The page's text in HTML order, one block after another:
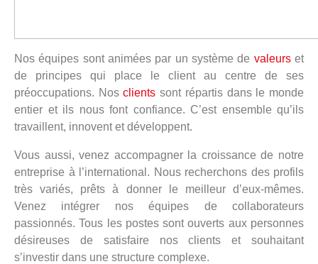
Nos équipes sont animées par un système de valeurset
de principes qui place le client au centre de ses
préoccupations. Nosclients sont répartis dans le monde
entier et ils nous font confiance. C’est ensemble qu’ils
travaillent, innovent et développent.
Vous aussi, venez accompagner la croissance de notre
entreprise à l’international. Nous recherchons des profils
très variés, prêts à donner le meilleur d’eux-mêmes.
Venez intégrer nos équipes de collaborateurs
passionnés. Tous les postes sont ouverts aux personnes
désireuses de satisfaire nos clients et souhaitant
s’investir dans une structure complexe.